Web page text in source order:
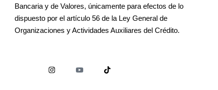
Bancaria y de Valores, únicamente para efectos de lo
dispuesto por el artículo 56 de la Ley General de
Organizaciones y Actividades Auxiliares del Crédito.